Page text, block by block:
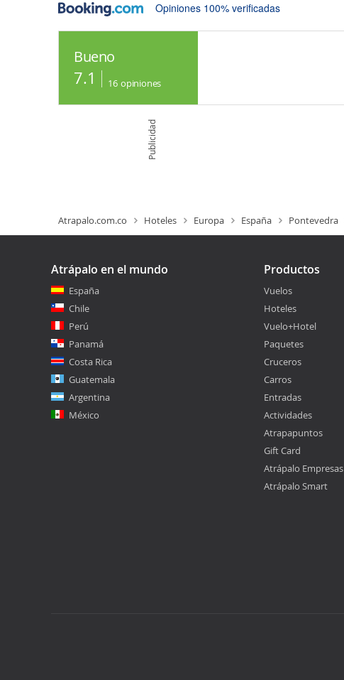
Opiniones 100% verificadas
Bueno
7.1 16 opiniones
Publicidad
Atrapalo.com.co Hoteles Europa España Pontevedra
Atrápalo en el mundo
España
Chile
Perú
Panamá
Costa Rica
Guatemala
Argentina
México
Productos
Vuelos
Hoteles
Vuelo+Hotel
Paquetes
Cruceros
Carros
Entradas
Actividades
Atrapapuntos
Gift Card
Atrápalo Empresas
Atrápalo Smart